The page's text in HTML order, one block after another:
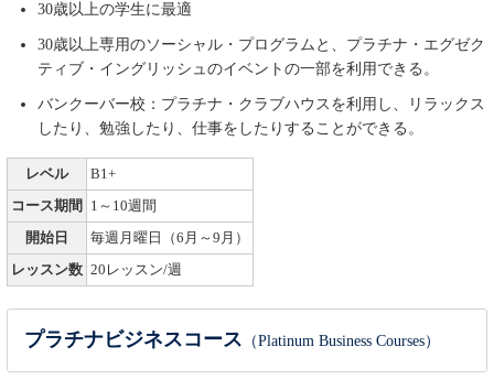
30歳以上の学生に最適
30歳以上専用のソーシャル・プログラムと、プラチナ・エグゼク
ティブ・イングリッシュのイベントの一部を利用できる。
バンクーバー校：プラチナ・クラブハウスを利用し、リラックス
したり、勉強したり、仕事をしたりすることができる。
レベル B1+
コース期間 1～10週間
開始日 毎週月曜日（6月～9月）
レッスン数 20レッスン/週
プラチナビジネスコース （Platinum Business Courses）